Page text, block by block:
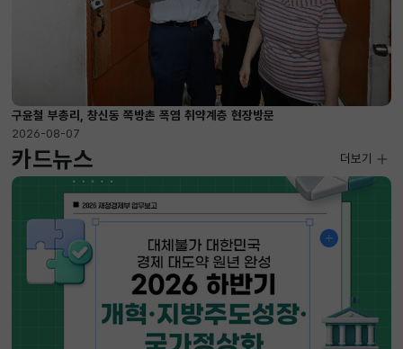
구윤철 부총리, 창신동 쪽방촌 폭염 취약계층 현장방문
2026-08-07
카드뉴스 더보기